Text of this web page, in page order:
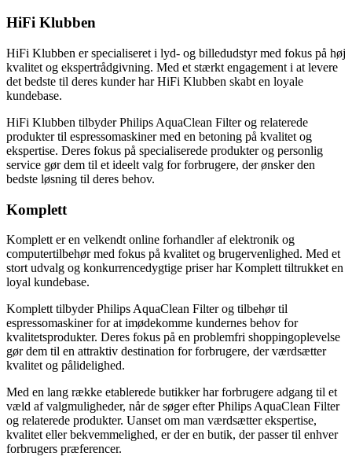
HiFi Klubben
HiFi Klubben er specialiseret i lyd- og billedudstyr med fokus på høj
kvalitet og ekspertrådgivning. Med et stærkt engagement i at levere
det bedste til deres kunder har HiFi Klubben skabt en loyale
kundebase.
HiFi Klubben tilbyder Philips AquaClean Filter og relaterede
produkter til espressomaskiner med en betoning på kvalitet og
ekspertise. Deres fokus på specialiserede produkter og personlig
service gør dem til et ideelt valg for forbrugere, der ønsker den
bedste løsning til deres behov.
Komplett
Komplett er en velkendt online forhandler af elektronik og
computertilbehør med fokus på kvalitet og brugervenlighed. Med et
stort udvalg og konkurrencedygtige priser har Komplett tiltrukket en
loyal kundebase.
Komplett tilbyder Philips AquaClean Filter og tilbehør til
espressomaskiner for at imødekomme kundernes behov for
kvalitetsprodukter. Deres fokus på en problemfri shoppingoplevelse
gør dem til en attraktiv destination for forbrugere, der værdsætter
kvalitet og pålidelighed.
Med en lang række etablerede butikker har forbrugere adgang til et
væld af valgmuligheder, når de søger efter Philips AquaClean Filter
og relaterede produkter. Uanset om man værdsætter ekspertise,
kvalitet eller bekvemmelighed, er der en butik, der passer til enhver
forbrugers præferencer.